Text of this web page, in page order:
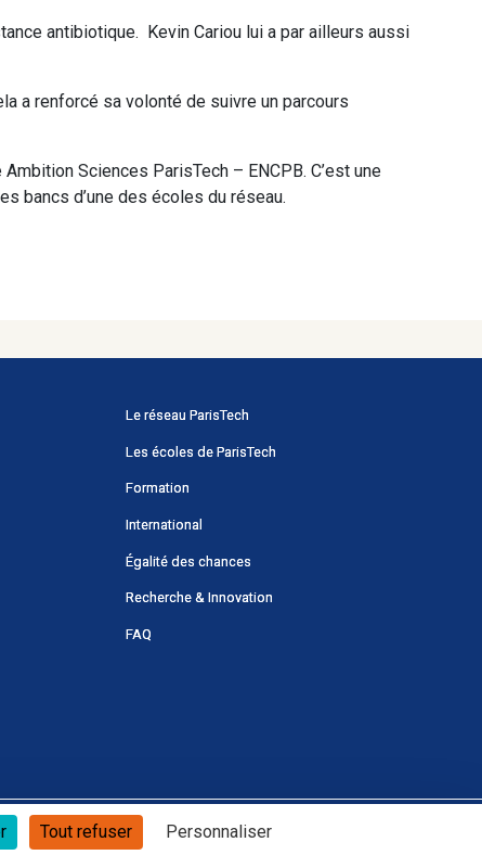
antibiotique. Kevin Cariou lui a par ailleurs aussi
a renforcé sa volonté de suivre un parcours
Sciences ParisTech – ENCPB. C’est une
bancs d’une des écoles du réseau.
Menu
principal
Le réseau ParisTech
Les écoles de ParisTech
Formation
International
Égalité des chances
Recherche & Innovation
FAQ
Tout refuser Personnaliser